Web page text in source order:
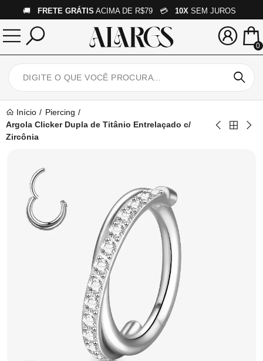
🚚 FRETE GRÁTIS ACIMA DE R$79 💳 10X SEM JUROS
0
Início
Piercing
Argola Clicker Dupla de Titânio Entrelaçado c/
Zircônia